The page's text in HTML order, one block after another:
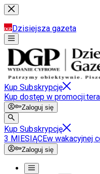
Dzisiejsza gazeta
Kup Subskrypcję
Kup dostęp w promocji:
Zaloguj się
Kup Subskrypcję
3 MIESIĄCEw wakacyjnej
Zaloguj się